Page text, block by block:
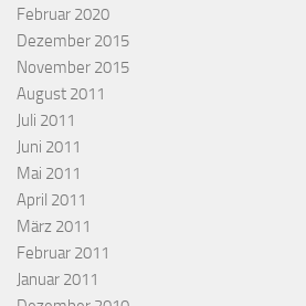
Februar 2020
Dezember 2015
November 2015
August 2011
Juli 2011
Juni 2011
Mai 2011
April 2011
März 2011
Februar 2011
Januar 2011